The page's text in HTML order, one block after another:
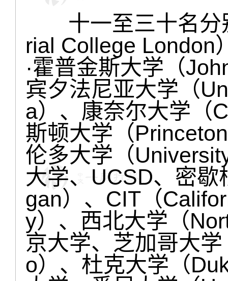
十一至三十名分
rial College London
·霍普金斯大学（
宾夕法尼亚大学（
a）、康奈尔大学（
斯顿大学（
伦多大学（
大学、UCSD、密
gan）、CIT（
y）、西北大学（
京大学、芝加哥大
o）、杜克大学（